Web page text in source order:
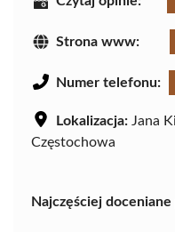
Strona www:
Numer telefonu:
Lokalizacja: Jana
Częstochowa
Najczęściej